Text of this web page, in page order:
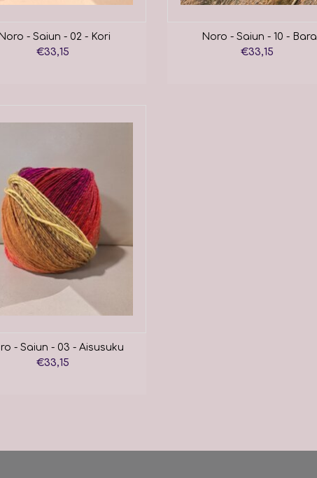
- Saiun - 02 - Kori
€33,15
Noro - Saiun - 10 - Bara
€33,15
- Saiun - 03 - Aisusuku
€33,15